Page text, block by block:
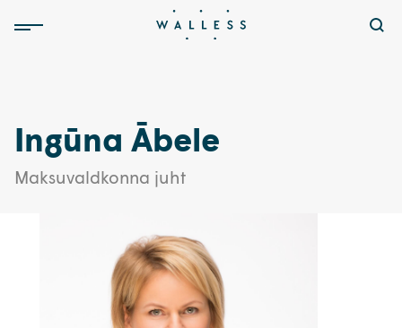
Ingūna Ābele
Maksuvaldkonna juht